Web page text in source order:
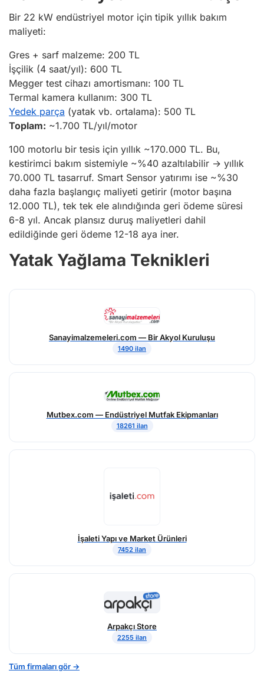
Bir 22 kW endüstriyel motor için tipik yıllık bakım
maliyeti:
Gres + sarf malzeme: 200 TL
İşçilik (4 saat/yıl): 600 TL
Megger test cihazı amortismanı: 100 TL
Termal kamera kullanım: 300 TL
Yedek parça (yatak vb. ortalama): 500 TL
Toplam: ~1.700 TL/yıl/motor
100 motorlu bir tesis için yıllık ~170.000 TL. Bu,
kestirimci bakım sistemiyle ~%40 azaltılabilir → yıllık
70.000 TL tasarruf. Smart Sensor yatırımı ise ~%30
daha fazla başlangıç maliyeti getirir (motor başına
12.000 TL), tek tek ele alındığında geri ödeme süresi
6-8 yıl. Ancak plansız duruş maliyetleri dahil
edildiğinde geri ödeme 12-18 aya iner.
Yatak Yağlama Teknikleri
Sanayimalzemeleri.com — Bir Akyol Kuruluşu
1490 ilan
Mutbex.com — Endüstriyel Mutfak Ekipmanları
18261 ilan
İşaleti Yapı ve Market Ürünleri
7452 ilan
Arpakçı Store
2255 ilan
Tüm firmaları gör →